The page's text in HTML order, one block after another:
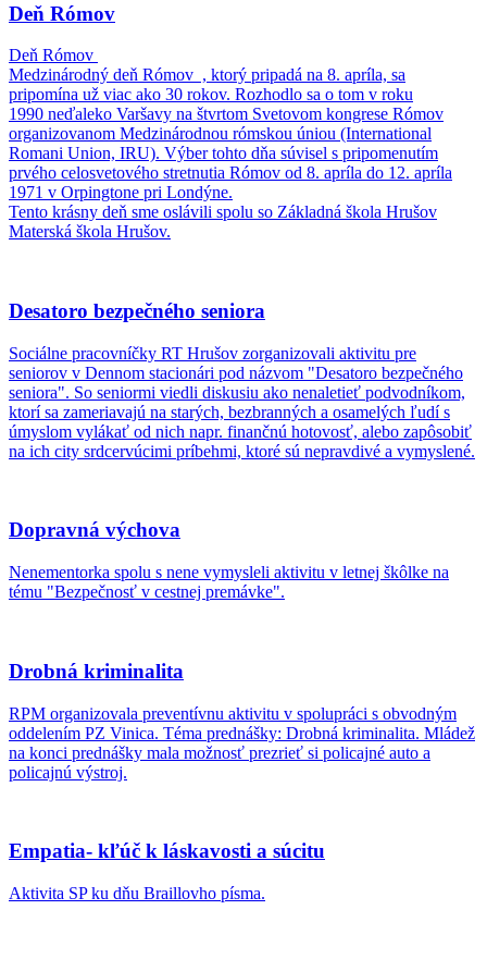
Deň Rómov
Deň Rómov
Medzinárodný deň Rómov , ktorý pripadá na 8. apríla, sa
pripomína už viac ako 30 rokov. Rozhodlo sa o tom v roku
1990 neďaleko Varšavy na štvrtom Svetovom kongrese Rómov
organizovanom Medzinárodnou rómskou úniou (International
Romani Union, IRU). Výber tohto dňa súvisel s pripomenutím
prvého celosvetového stretnutia Rómov od 8. apríla do 12. apríla
1971 v Orpingtone pri Londýne.
Tento krásny deň sme oslávili spolu so Základná škola Hrušov
Materská škola Hrušov.
Desatoro bezpečného seniora
Sociálne pracovníčky RT Hrušov zorganizovali aktivitu pre
seniorov v Dennom stacionári pod názvom "Desatoro bezpečného
seniora". So seniormi viedli diskusiu ako nenaletieť podvodníkom,
ktorí sa zameriavajú na starých, bezbranných a osamelých ľudí s
úmyslom vylákať od nich napr. finančnú hotovosť, alebo zapôsobiť
na ich city srdcervúcimi príbehmi, ktoré sú nepravdivé a vymyslené.
Dopravná výchova
Nenementorka spolu s nene vymysleli aktivitu v letnej škôlke na
tému "Bezpečnosť v cestnej premávke".
Drobná kriminalita
RPM organizovala preventívnu aktivitu v spolupráci s obvodným
oddelením PZ Vinica. Téma prednášky: Drobná kriminalita. Mládež
na konci prednášky mala možnosť prezrieť si policajné auto a
policajnú výstroj.
Empatia- kľúč k láskavosti a súcitu
Aktivita SP ku dňu Braillovho písma.